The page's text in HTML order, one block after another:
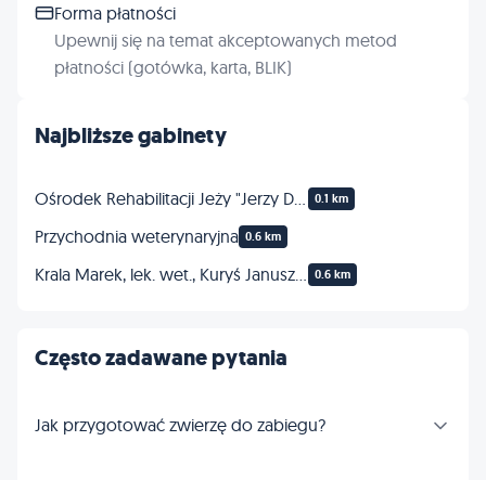
Najbliższe gabinety
0.1 km
Przychodnia weterynaryjna 0.6 km
0.6 km
Często zadawane pytania
Jak przygotować zwierzę do zabiegu?
Forma płatności
Upewnij się na temat akceptowanych metod
płatności (gotówka, karta, BLIK)